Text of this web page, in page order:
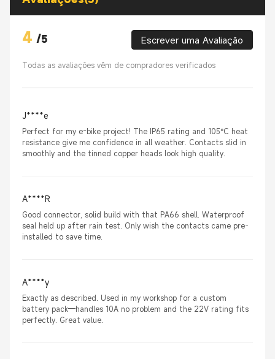
4 /5 Escrever uma Avaliação
Todas as avaliações vêm de compradores verificados
J****e
Perfect for my e-bike project! The IP65 rating and 105°C heat
resistance give me confidence in all weather. Contacts slid in
smoothly and the tinned copper heads look high quality.
A****R
Good connector, solid build with that PA66 shell. Waterproof
seal held up after rain test. Only wish the contacts came pre-
installed to save time.
A****y
Exactly as described. Used in my workshop for a custom
battery pack—handles 10A no problem and the 22V rating fits
perfectly. Great value.